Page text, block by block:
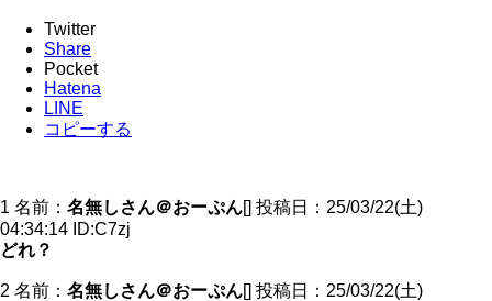
Twitter
Share
Pocket
Hatena
LINE
コピーする
1 名前： 名無しさん＠おーぷん[] 投稿日：25/03/22(土)
04:34:14 ID:C7zj
どれ？
2 名前： 名無しさん＠おーぷん[] 投稿日：25/03/22(土)